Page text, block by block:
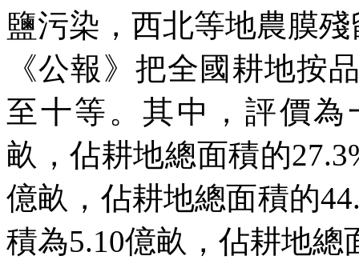
鹽污染，西北等地農膜
《公報》把全國耕地按
至十等。其中，評價
畝，佔耕地總面積的
億畝，佔耕地總面積的
積為5.10億畝，佔耕地總